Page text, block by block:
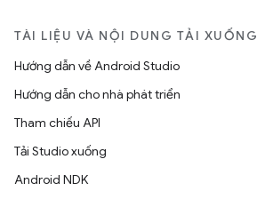
TÀI LIỆU VÀ NỘI DUNG TẢI XUỐNG
Hướng dẫn về Android Studio
Hướng dẫn cho nhà phát triển
Tham chiếu API
Tải Studio xuống
Android NDK